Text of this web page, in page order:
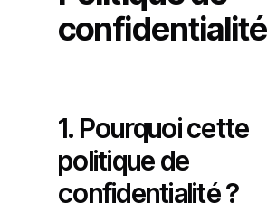
confidentialité
1. Pourquoi cette
politique de
confidentialité ?